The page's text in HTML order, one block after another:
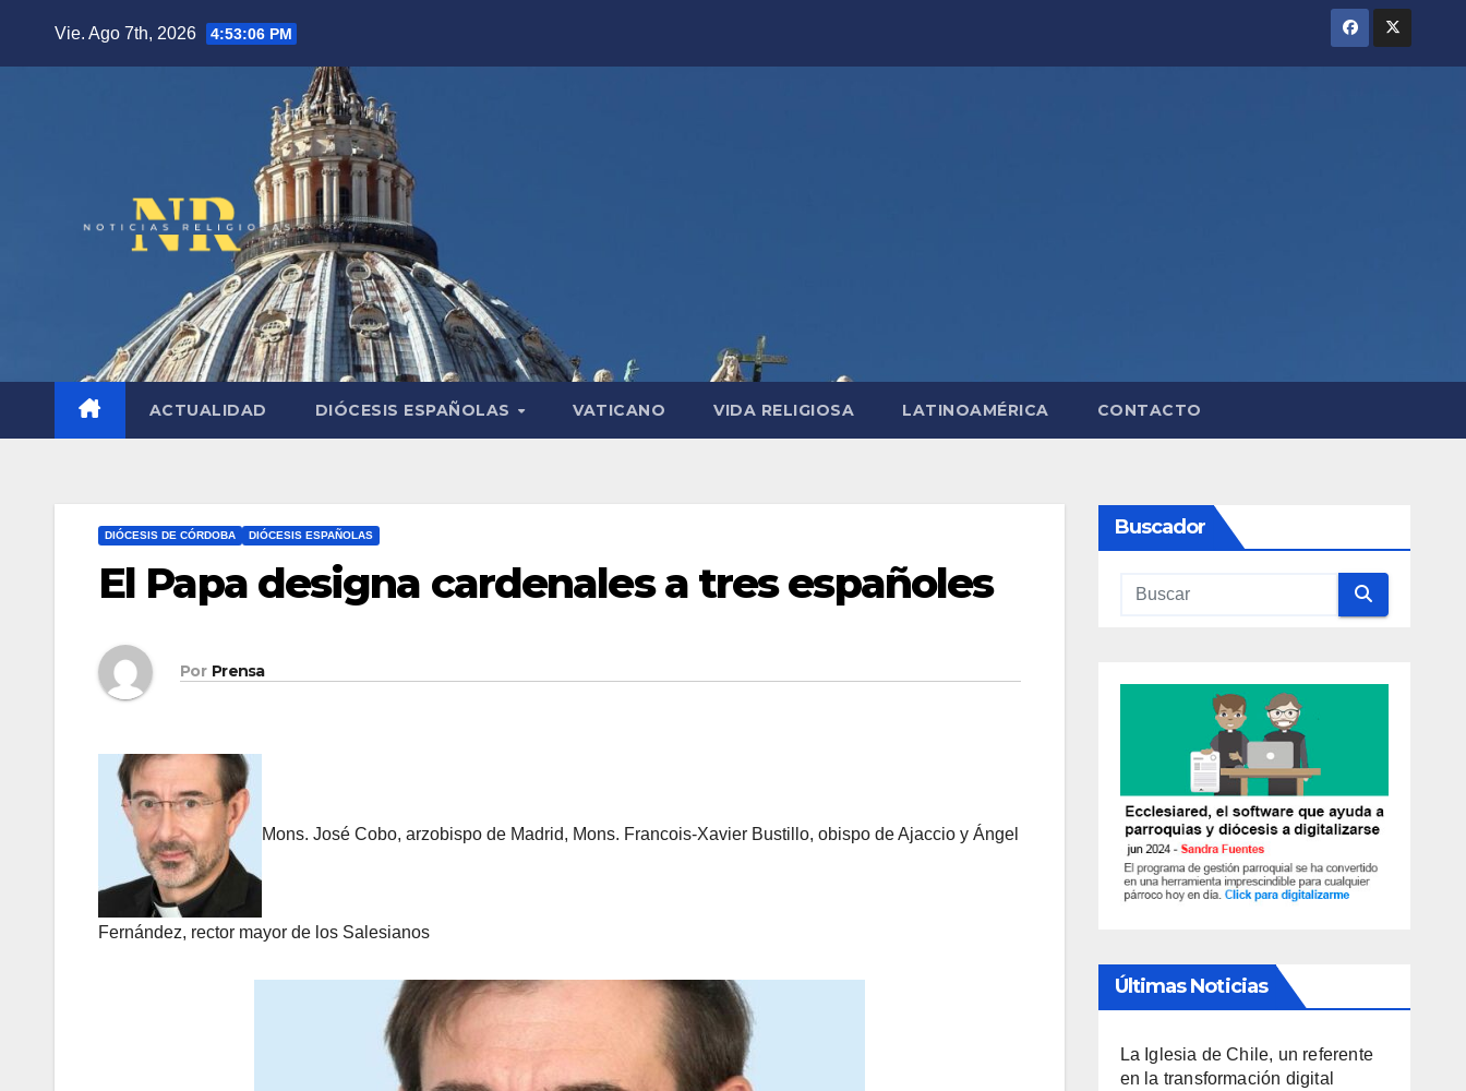
Vie. Ago 7th, 2026 4:53:07 PM
ACTUALIDAD DIÓCESIS ESPAÑOLAS VATICANO VIDA RELIGIOSA LATINOAMÉRICA CONTACTO
DIÓCESIS DE CÓRDOBA DIÓCESIS ESPAÑOLAS
El Papa designa cardenales a tres españoles
Por Prensa
Mons. José Cobo, arzobispo de Madrid, Mons. Francois-Xavier Bustillo, obispo de Ajaccio y Ángel
Fernández, rector mayor de los Salesianos
Buscador
Últimas Noticias
La Iglesia de Chile, un referente
en la transformación digital